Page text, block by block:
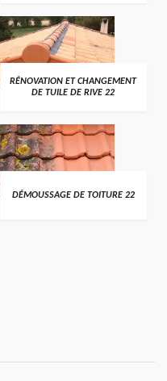
RÉNOVATION ET CHANGEMENT
DE TUILE DE RIVE 22
DÉMOUSSAGE DE TOITURE 22